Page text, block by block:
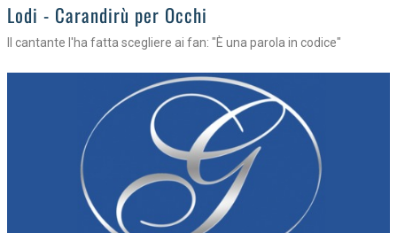
Lodi - Carandirù per Occhi
Il cantante l'ha fatta scegliere ai fan: "È una parola in codice"